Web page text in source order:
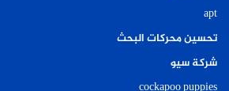
apt
تحسين محركات البحث
شركة سيو